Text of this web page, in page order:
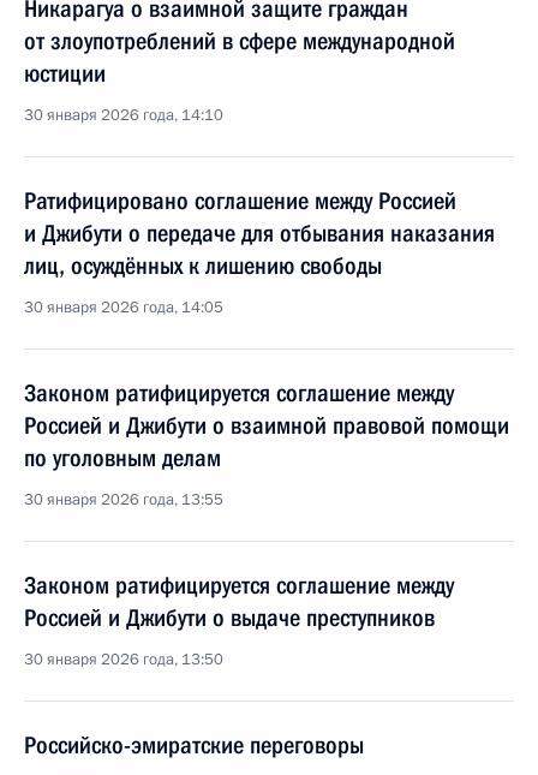
Никарагуа о взаимной защите граждан
от злоупотреблений в сфере международной
юстиции
30 января 2026 года, 14:10
Ратифицировано соглашение между Россией
и Джибути о передаче для отбывания наказания
лиц, осуждённых к лишению свободы
30 января 2026 года, 14:05
Законом ратифицируется соглашение между
Россией и Джибути о взаимной правовой помощи
по уголовным делам
30 января 2026 года, 13:55
Законом ратифицируется соглашение между
Россией и Джибути о выдаче преступников
30 января 2026 года, 13:50
Российско-эмиратские переговоры